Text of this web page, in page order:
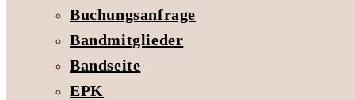
Buchungsanfrage
Bandmitglieder
Bandseite
EPK